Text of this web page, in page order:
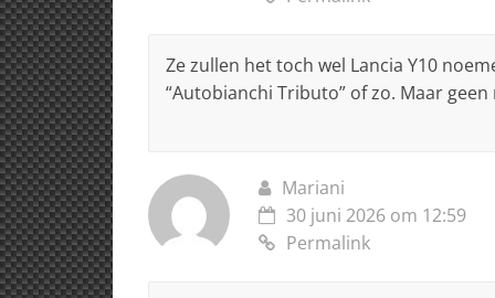
Ze zullen het toch wel Lancia Y10
“Autobianchi Tributo” of zo. Maar
Mariani
30 juni 2026 om 12:59
Permalink